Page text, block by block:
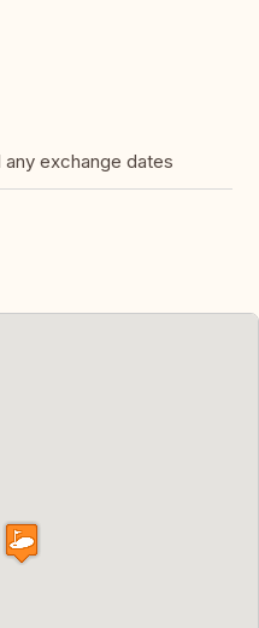
exchange dates